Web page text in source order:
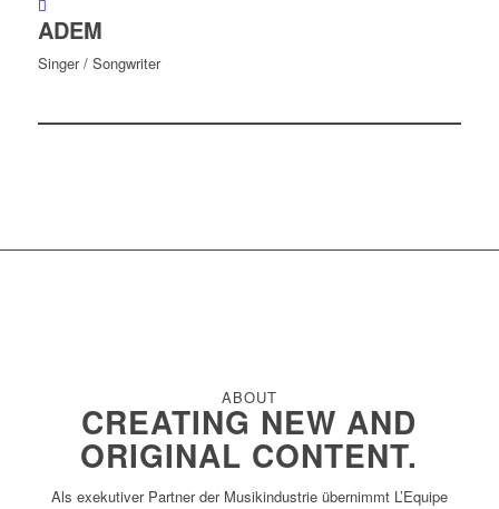
ADEM
Singer / Songwriter
ABOUT
CREATING NEW AND
ORIGINAL CONTENT.
Als exekutiver Partner der Musikindustrie übernimmt L’Equipe